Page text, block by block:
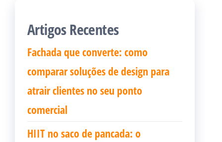
Artigos Recentes
Fachada que converte: como
comparar soluções de design para
atrair clientes no seu ponto
comercial
HIIT no saco de pancada: o